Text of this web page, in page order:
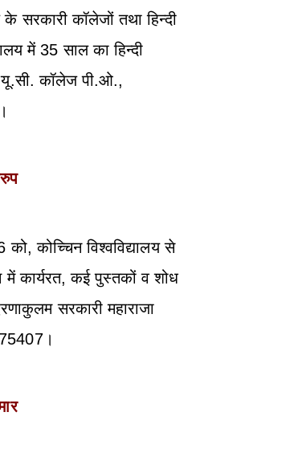
सरकारी कॉलेजों तथा हिन्दी
में 35 साल का हिन्दी
कॉलेज पी.ओ.,
कोच्चिन विश्वविद्यालय से
में कार्यरत, कई पुस्तकों व शोध
सरकारी महाराजा